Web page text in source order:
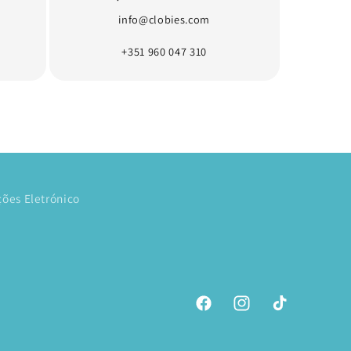
info@clobies.com
+351 960 047 310
Eletrónico
FacebookInstagramTikTok